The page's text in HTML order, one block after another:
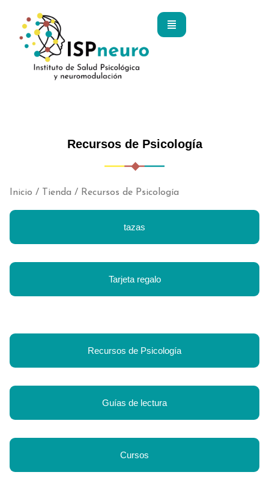
contenido
Recursos de Psicología
Inicio / Tienda / Recursos de Psicología
tazas
Tarjeta regalo
Recursos de Psicología
Guías de lectura
Cursos